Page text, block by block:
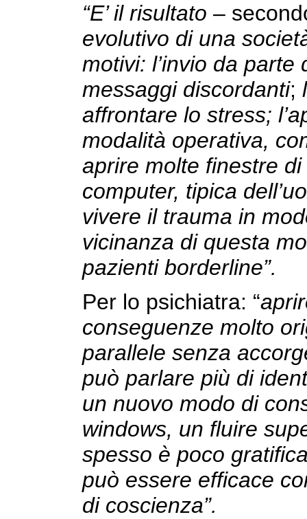
“E’ il risultato –
evolutivo di una
motivi: l’invio da
messaggi discordanti;
affrontare lo stress;
modalità operativa,
aprire molte finestre
computer, tipica
vivere il trauma in
vicinanza di questa
pazienti borderline”.
Per lo psichiatra: “
conseguenze molto
parallele senza
può parlare più di
un nuovo modo di
windows, un fluire
spesso è poco
può essere efficace
di coscienza”.